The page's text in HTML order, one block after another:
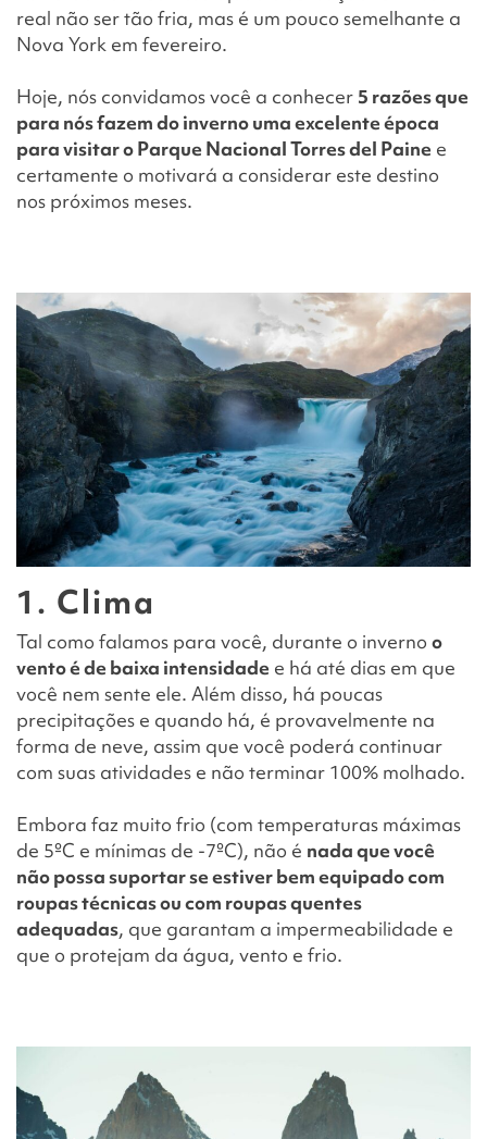
real não ser tão fria, mas é um pouco semelhante a
Nova York em fevereiro.
Hoje, nós convidamos você a conhecer 5 razões que
para nós fazem do inverno uma excelente época
para visitar o Parque Nacional Torres del Paine e
certamente o motivará a considerar este destino
nos próximos meses.
1. Clima
Tal como falamos para você, durante o inverno o
vento é de baixa intensidade e há até dias em que
você nem sente ele. Além disso, há poucas
precipitações e quando há, é provavelmente na
forma de neve, assim que você poderá continuar
com suas atividades e não terminar 100% molhado.
Embora faz muito frio (com temperaturas máximas
de 5ºC e mínimas de -7ºC), não é nada que você
não possa suportar se estiver bem equipado com
roupas técnicas ou com roupas quentes
adequadas, que garantam a impermeabilidade e
que o protejam da água, vento e frio.